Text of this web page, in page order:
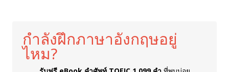
กำลังฝึกภาษาอังกฤษอยู่
ไหม?